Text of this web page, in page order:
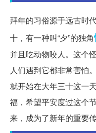
拜年的习俗源于远古时
十，有一种叫“夕”的独角
并且吃动物咬人。这个
人们遇到它都非常害怕
就开始在大年三十这一
福，希望平安度过这个
来，成为了新年的重要传